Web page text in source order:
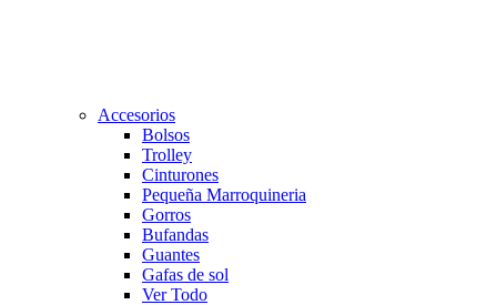
Accesorios
Bolsos
Trolley
Cinturones
Pequeña Marroquineria
Gorros
Bufandas
Guantes
Gafas de sol
Ver Todo